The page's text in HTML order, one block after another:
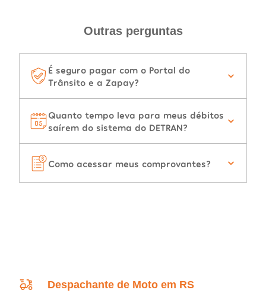
Outras perguntas
É seguro pagar com o Portal do
Trânsito e a Zapay?
Quanto tempo leva para meus débitos
saírem do sistema do DETRAN?
Como acessar meus comprovantes?
Despachante de Moto em RS